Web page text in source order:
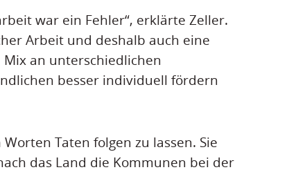
war ein Fehler“, erklärte Zeller.
Arbeit und deshalb auch eine
an unterschiedlichen
besser individuell fördern
Taten folgen zu lassen. Sie
das Land die Kommunen bei der